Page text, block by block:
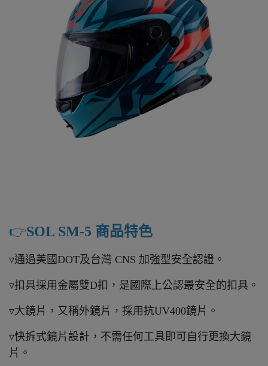
👉️SOL SM-5 商品特色
▿通過美國DOT及台灣 CNS 加強型安全認證。
▿扣具採用金屬雙D扣，是國際上公認最安全的扣具。
▿大鏡片，又稱外鏡片，採用抗UV400鏡片。
▿快拆式鏡片設計，不需任何工具即可自行更換大鏡
片。